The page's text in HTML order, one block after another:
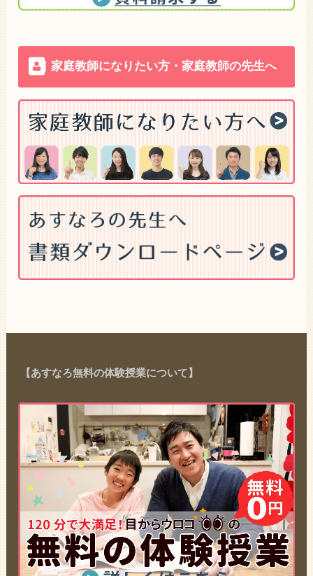
家庭教師になりたい方・家庭教師の先生へ
【あすなろ無料の体験授業について】